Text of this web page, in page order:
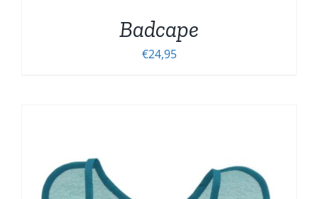
Badcape
€24,95